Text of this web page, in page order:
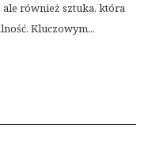
również sztuka, która
Kluczowym...